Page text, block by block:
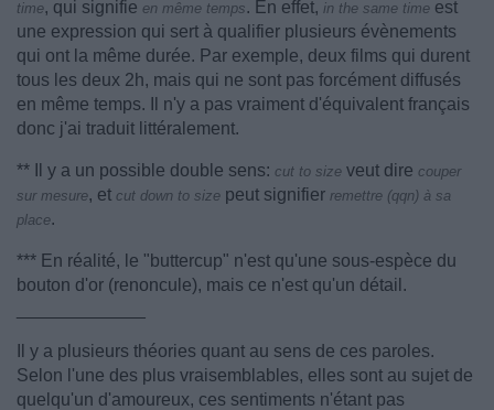
time, qui signifie en même temps. En effet, in the same time est
une expression qui sert à qualifier plusieurs évènements
qui ont la même durée. Par exemple, deux films qui durent
tous les deux 2h, mais qui ne sont pas forcément diffusés
en même temps. Il n'y a pas vraiment d'équivalent français
donc j'ai traduit littéralement.
** Il y a un possible double sens: cut to size veut dire couper
sur mesure, et cut down to size peut signifier remettre (qqn) à sa
place.
*** En réalité, le "buttercup" n'est qu'une sous-espèce du
bouton d'or (renoncule), mais ce n'est qu'un détail.
Il y a plusieurs théories quant au sens de ces paroles.
Selon l'une des plus vraisemblables, elles sont au sujet de
quelqu'un d'amoureux, ces sentiments n'étant pas